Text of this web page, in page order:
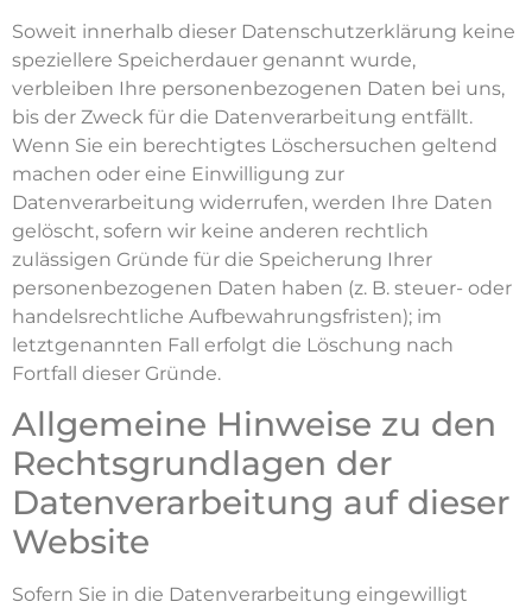
Soweit innerhalb dieser Datenschutzerklärung keine
speziellere Speicherdauer genannt wurde,
verbleiben Ihre personenbezogenen Daten bei uns,
bis der Zweck für die Datenverarbeitung entfällt.
Wenn Sie ein berechtigtes Löschersuchen geltend
machen oder eine Einwilligung zur
Datenverarbeitung widerrufen, werden Ihre Daten
gelöscht, sofern wir keine anderen rechtlich
zulässigen Gründe für die Speicherung Ihrer
personenbezogenen Daten haben (z. B. steuer- oder
handelsrechtliche Aufbewahrungsfristen); im
letztgenannten Fall erfolgt die Löschung nach
Fortfall dieser Gründe.
Allgemeine Hinweise zu den
Rechtsgrundlagen der
Datenverarbeitung auf dieser
Website
Sofern Sie in die Datenverarbeitung eingewilligt